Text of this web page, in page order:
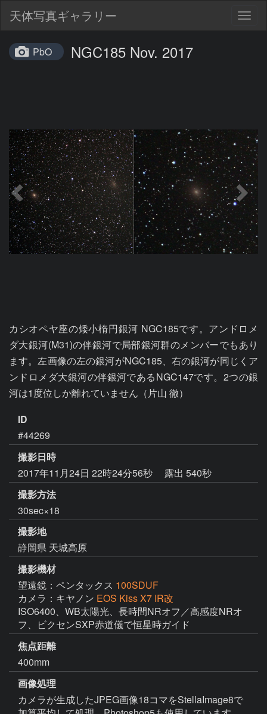
天体写真ギャラリー
PbO NGC185 Nov. 2017
カシオペヤ座の矮小楕円銀河 NGC185です。アンドロメ
ダ大銀河(M31)の伴銀河で局部銀河群のメンバーでもあり
ます。左画像の左の銀河がNGC185、右の銀河が同じくア
ンドロメダ大銀河の伴銀河であるNGC147です。2つの銀
河は1度位しか離れていません（片山 徹）
ID
#44269
撮影日時
2017年11月24日 22時24分56秒
露出 540秒
撮影方法
30sec×18
撮影地
静岡県 天城高原
撮影機材
望遠鏡：ペンタックス 100SDUF
カメラ：キヤノン EOS Kiss X7 IR改
ISO6400、WB太陽光、長時間NRオフ／高感度NRオ
フ、ビクセンSXP赤道儀で恒星時ガイド
焦点距離
400mm
画像処理
カメラが生成したJPEG画像18コマをStellaImage8で